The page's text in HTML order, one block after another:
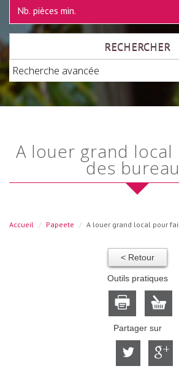
RECHERCHER
Recherche avancée
a louer grand local pour faire
des
Accueil Papeete A louer grand local pour
< Retour
Outils pratiques
Partager sur